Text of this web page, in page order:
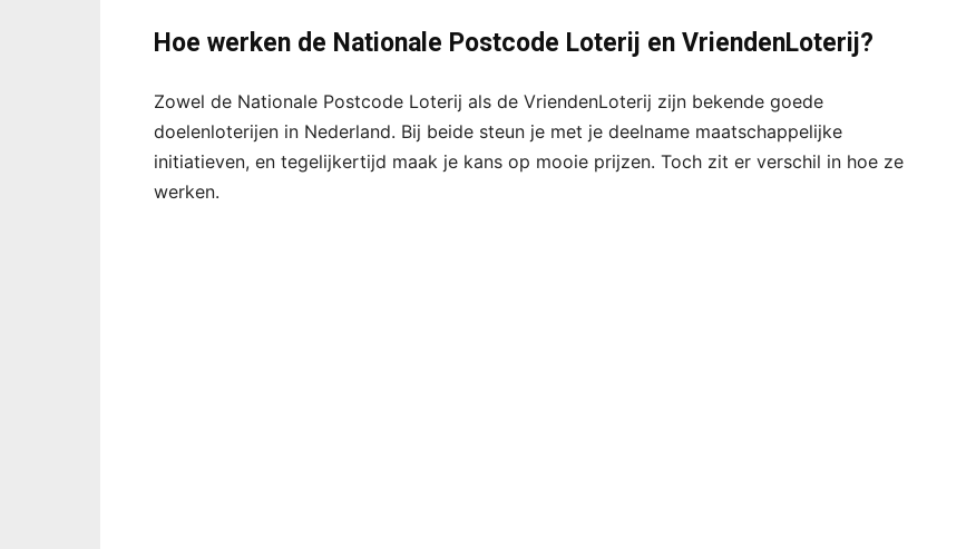
Hoe werken de Nationale Postcode Loterij en VriendenLoterij?
Zowel de Nationale Postcode Loterij als de VriendenLoterij zijn bekende goede
doelenloterijen in Nederland. Bij beide steun je met je deelname maatschappelijke
initiatieven, en tegelijkertijd maak je kans op mooie prijzen. Toch zit er verschil in hoe ze
werken.